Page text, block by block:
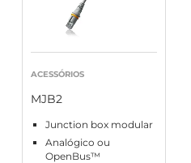
ACESSÓRIOS
MJB2
Junction box modular
Analógico ou
OpenBus™